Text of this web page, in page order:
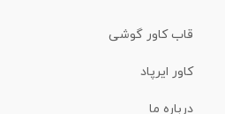
قاب کاور گوشی
کاور ایرپاد
درباره ما